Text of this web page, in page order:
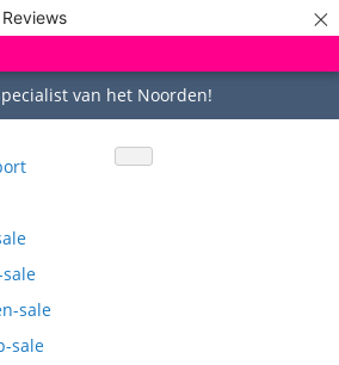
Reviews ×
van het Noorden!
Uitstekende service
sale
sale